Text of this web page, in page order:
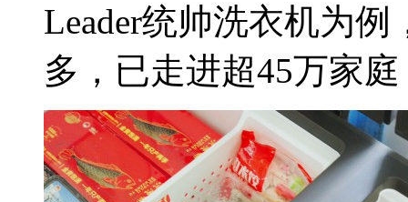
Leader统帅洗衣机为
多，已走进超45万家